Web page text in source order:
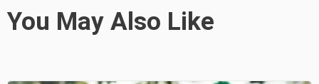
You May Also Like